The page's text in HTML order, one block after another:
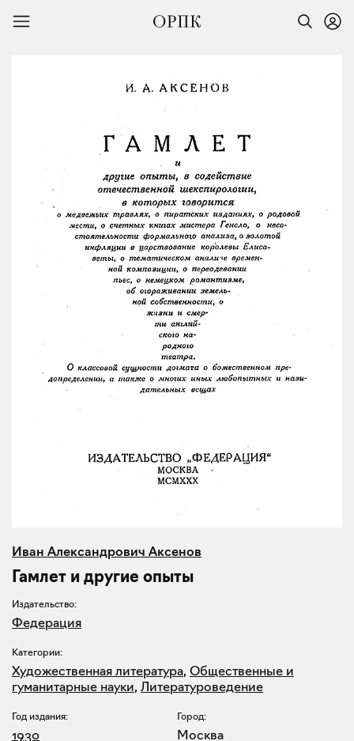
Иван Александрович Аксенов
Гамлет и другие опыты
Издательство:
Федерация
Категории:
Художественная литература, Общественные и
гуманитарные науки, Литературоведение
Год издания:
1930
Город:
Москва